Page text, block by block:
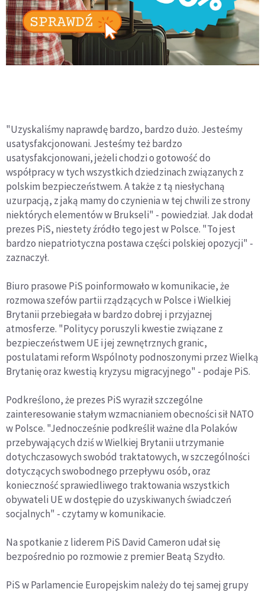
"Uzyskaliśmy naprawdę bardzo, bardzo dużo. Jesteśmy
usatysfakcjonowani. Jesteśmy też bardzo
usatysfakcjonowani, jeżeli chodzi o gotowość do
współpracy w tych wszystkich dziedzinach związanych z
polskim bezpieczeństwem. A także z tą niesłychaną
uzurpacją, z jaką mamy do czynienia w tej chwili ze strony
niektórych elementów w Brukseli" - powiedział. Jak dodał
prezes PiS, niestety źródło tego jest w Polsce. "To jest
bardzo niepatriotyczna postawa części polskiej opozycji" -
zaznaczył.
Biuro prasowe PiS poinformowało w komunikacie, że
rozmowa szefów partii rządzących w Polsce i Wielkiej
Brytanii przebiegała w bardzo dobrej i przyjaznej
atmosferze. "Politycy poruszyli kwestie związane z
bezpieczeństwem UE i jej zewnętrznych granic,
postulatami reform Wspólnoty podnoszonymi przez Wielką
Brytanię oraz kwestią kryzysu migracyjnego" - podaje PiS.
Podkreślono, że prezes PiS wyraził szczególne
zainteresowanie stałym wzmacnianiem obecności sił NATO
w Polsce. "Jednocześnie podkreślił ważne dla Polaków
przebywających dziś w Wielkiej Brytanii utrzymanie
dotychczasowych swobód traktatowych, w szczególności
dotyczących swobodnego przepływu osób, oraz
konieczność sprawiedliwego traktowania wszystkich
obywateli UE w dostępie do uzyskiwanych świadczeń
socjalnych" - czytamy w komunikacie.
Na spotkanie z liderem PiS David Cameron udał się
bezpośrednio po rozmowie z premier Beatą Szydło.
PiS w Parlamencie Europejskim należy do tej samej grupy